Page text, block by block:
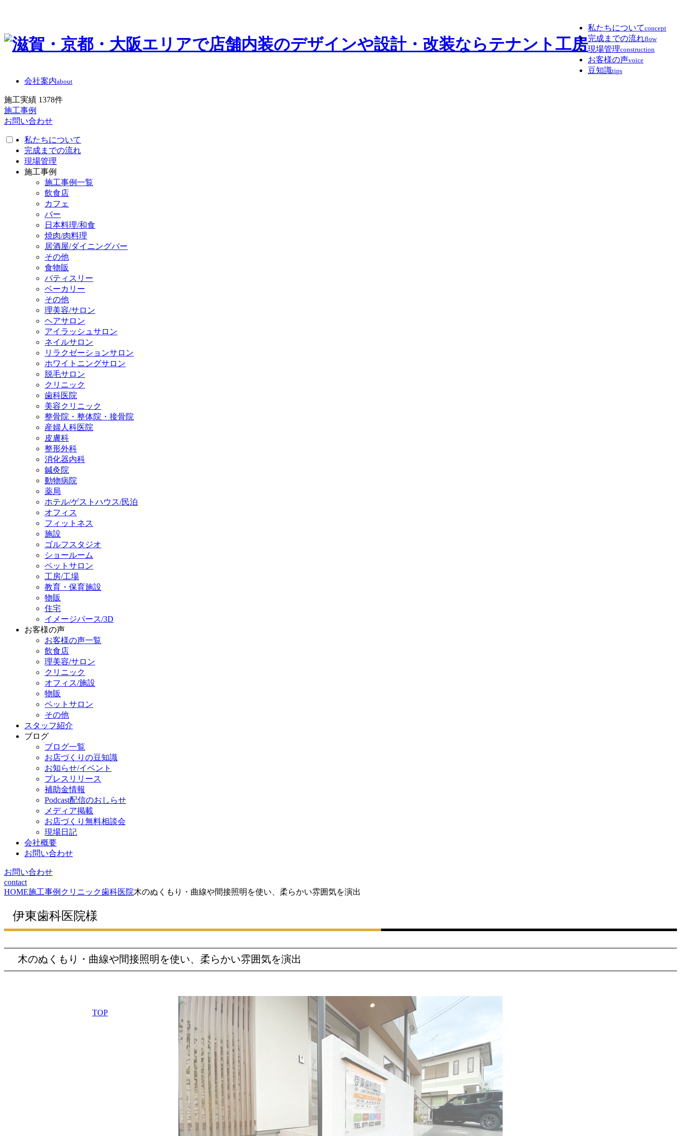
私たちについてconcept
完成までの流れflow
現場管理construction
お客様の声voice
豆知識tips
会社案内about
施工実績 1378件
施工事例
お問い合わせ
私たちについて
完成までの流れ
現場管理
施工事例
施工事例一覧
飲食店
カフェ
バー
日本料理/和食
焼肉/肉料理
居酒屋/ダイニングバー
その他
食物販
パティスリー
ベーカリー
その他
理美容/サロン
ヘアサロン
アイラッシュサロン
ネイルサロン
リラクゼーションサロン
ホワイトニングサロン
脱毛サロン
クリニック
歯科医院
美容クリニック
整骨院・整体院・接骨院
産婦人科医院
皮膚科
整形外科
消化器内科
鍼灸院
動物病院
薬局
ホテル/ゲストハウス/民泊
オフィス
フィットネス
施設
ゴルフスタジオ
ショールーム
ペットサロン
工房/工場
教育・保育施設
物販
住宅
イメージパース/3D
お客様の声
お客様の声一覧
飲食店
理美容/サロン
クリニック
オフィス/施設
物販
ペットサロン
その他
スタッフ紹介
ブログ
ブログ一覧
お店づくりの豆知識
お知らせ/イベント
プレスリリース
補助金情報
Podcast配信のおしらせ
メディア掲載
お店づくり無料相談会
現場日記
会社概要
お問い合わせ
TOP
お問い合わせ
contact
HOME施工事例 クリニック歯科医院木のぬくもり・曲線や間接照明を使い、柔らかい雰囲気を演出
伊東歯科医院様
木のぬくもり・曲線や間接照明を使い、柔らかい雰囲気を演出